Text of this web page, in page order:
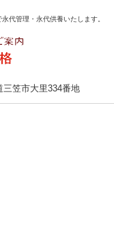
代管理・永代供養いたします。
三笠市大里334番地